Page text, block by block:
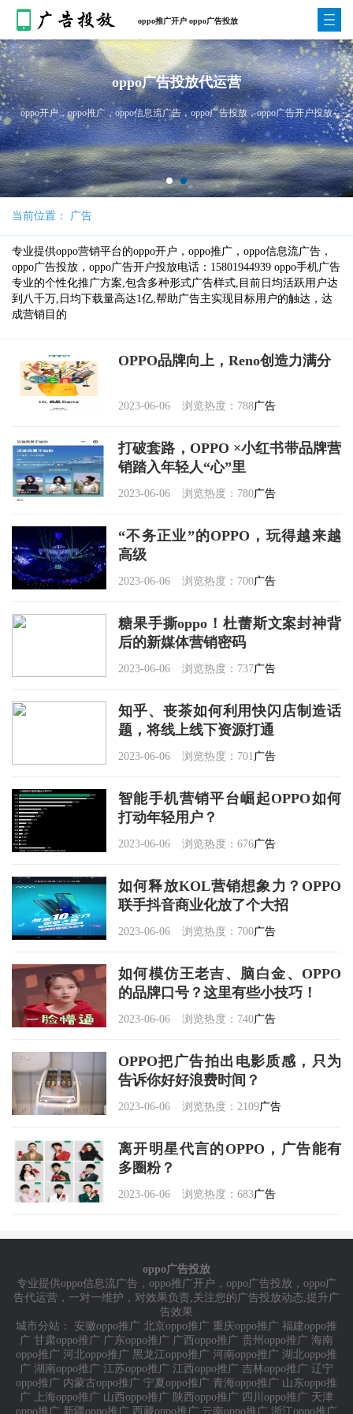
oppo推广开户 oppo广告投放
oppo广告投放代运营
oppo开户，oppo推广，oppo信息流广告，oppo广告投放，oppo广告开户投放
当前位置： 广告
专业提供oppo营销平台的oppo开户，oppo推广，oppo信息流广告，
oppo广告投放，oppo广告开户投放电话：15801944939 oppo手机广告
专业的个性化推广方案,包含多种形式广告样式,目前日均活跃用户达
到八千万,日均下载量高达1亿,帮助广告主实现目标用户的触达，达
成营销目的
OPPO品牌向上，Reno创造力满分
2023-06-06 浏览热度：788广告
打破套路，OPPO ×小红书带品牌营
销踏入年轻人“心”里
2023-06-06 浏览热度：780广告
“不务正业”的OPPO，玩得越来越
高级
2023-06-06 浏览热度：700广告
糖果手撕oppo！杜蕾斯文案封神背
后的新媒体营销密码
2023-06-06 浏览热度：737广告
知乎、丧茶如何利用快闪店制造话
题，将线上线下资源打通
2023-06-06 浏览热度：701广告
智能手机营销平台崛起OPPO如何
打动年轻用户？
2023-06-06 浏览热度：676广告
如何释放KOL营销想象力？OPPO
联手抖音商业化放了个大招
2023-06-06 浏览热度：700广告
如何模仿王老吉、脑白金、OPPO
的品牌口号？这里有些小技巧！
2023-06-06 浏览热度：740广告
OPPO把广告拍出电影质感，只为
告诉你好好浪费时间？
2023-06-06 浏览热度：2109广告
离开明星代言的OPPO，广告能有
多圈粉？
2023-06-06 浏览热度：683广告
oppo广告投放
专业提供oppo信息流广告 ， oppo推广开户 ， oppo广告投放 ， oppo广
告代运营 ，一对一维护，对效果负责,关注您的广告投放动态,提升广
告效果
城市分站： 安徽oppo推广 北京oppo推广 重庆oppo推广 福建oppo推
广 甘肃oppo推广 广东oppo推广 广西oppo推广 贵州oppo推广 海南
oppo推广 河北oppo推广 黑龙江oppo推广 河南oppo推广 湖北oppo推
广 湖南oppo推广 江苏oppo推广 江西oppo推广 吉林oppo推广 辽宁
oppo推广 内蒙古oppo推广 宁夏oppo推广 青海oppo推广 山东oppo推
广
上海oppo推广 山西oppo推广 陕西oppo推广 四川oppo推广 天津
oppo推广 新疆oppo推广 西藏oppo推广 云南oppo推广 浙江oppo推广